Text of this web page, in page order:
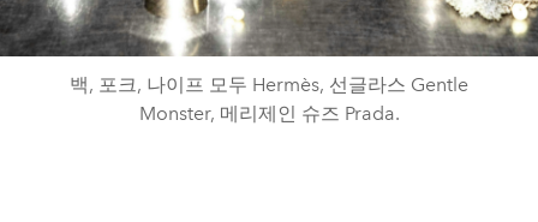
백, 포크, 나이프 모두 Hermès, 선글라스 Gentle
Monster, 메리제인 슈즈 Prada.